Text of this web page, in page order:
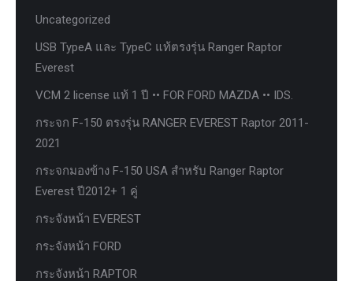
Uncategorized
USB TypeA และ TypeC แท้ตรงรุ่น Ranger Raptor
Everest
VCM 2 license แท้ 1 ปี •• FOR FORD MAZDA •• IDS.
กระจก F-150 ตรงรุ่น RANGER EVEREST Raptor 2011-
2021
กระจกมองข้าง F-150 USA สำหรับ Ranger Raptor
Everest ปี2012+ 1 คู่
กระจังหน้า EVEREST
กระจังหน้า FORD
กระจังหน้า RAPTOR